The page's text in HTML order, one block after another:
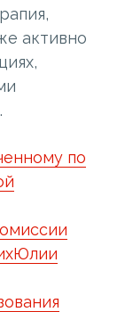
активно
по
Юлии